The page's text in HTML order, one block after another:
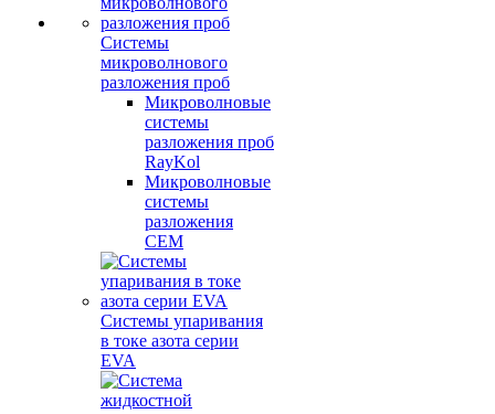
Системы
микроволнового
разложения проб
Микроволновые
системы
разложения проб
RayKol
Микроволновые
системы
разложения
CEM
Системы упаривания
в токе азота серии
EVA